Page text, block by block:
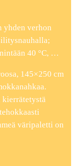
yhden verhon
40 °C, …
145×250 cm
väripaletti on